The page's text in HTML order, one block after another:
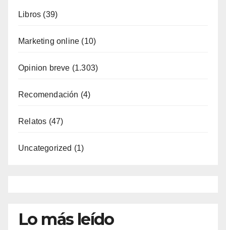
Libros (39)
Marketing online (10)
Opinion breve (1.303)
Recomendación (4)
Relatos (47)
Uncategorized (1)
Lo más leído